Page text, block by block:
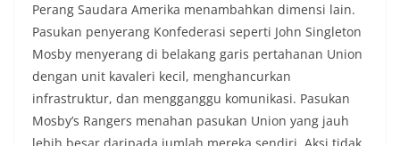
Perang Saudara Amerika menambahkan dimensi lain.
Pasukan penyerang Konfederasi seperti John Singleton
Mosby menyerang di belakang garis pertahanan Union
dengan unit kavaleri kecil, menghancurkan
infrastruktur, dan mengganggu komunikasi. Pasukan
Mosby’s Rangers menahan pasukan Union yang jauh